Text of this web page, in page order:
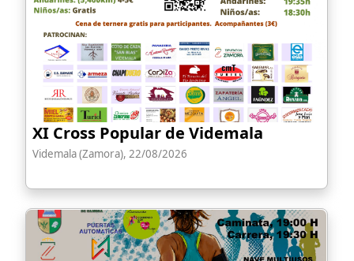
XI Cross Popular de Videmala
Videmala (Zamora), 22/08/2026